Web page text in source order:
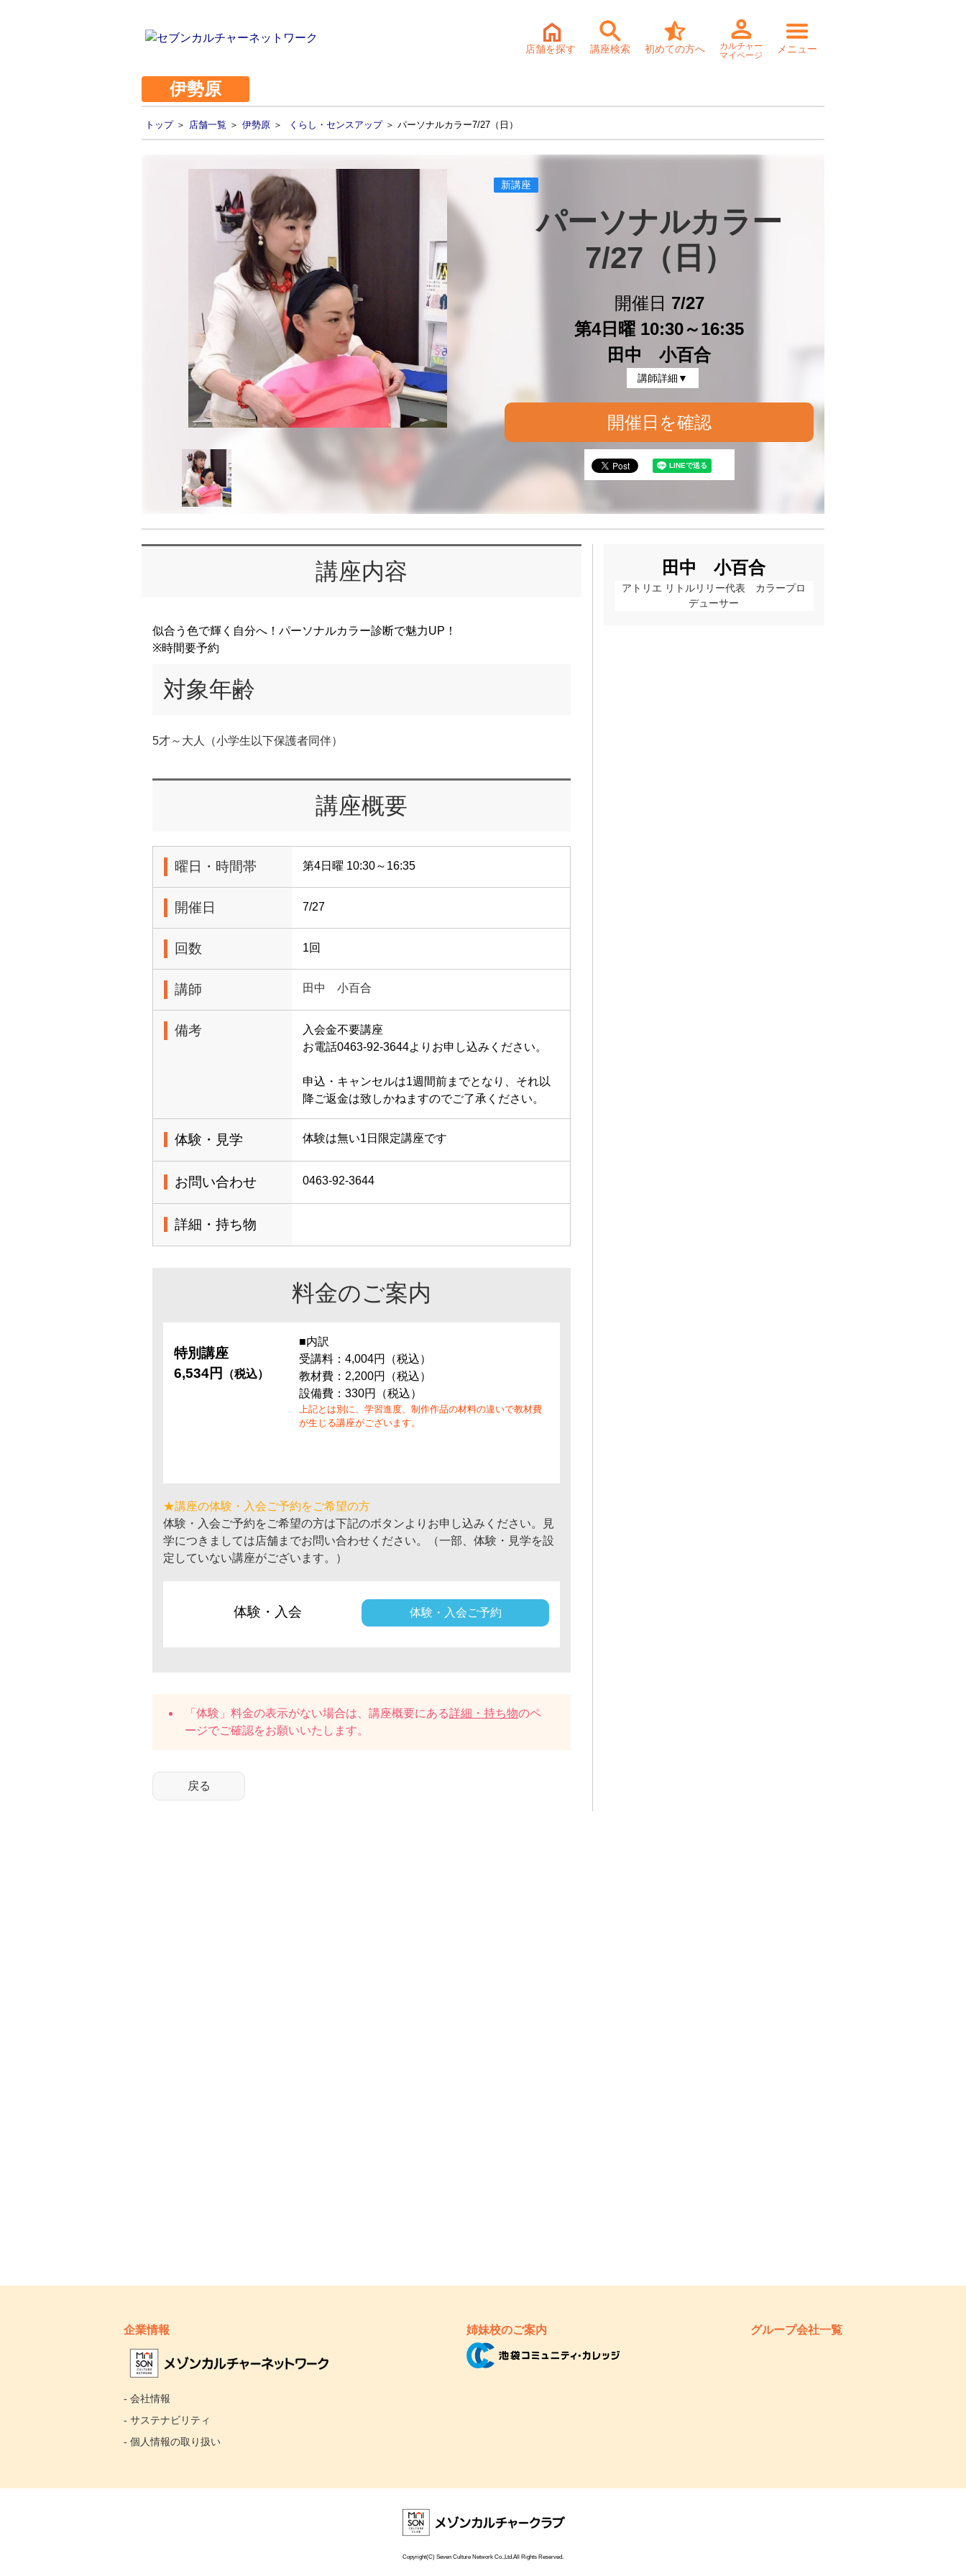
店舗を探す 講座検索 初めての方へ
カルチャー
マイページ
メニュー
伊勢原
トップ＞ 店舗一覧 ＞ 伊勢原 ＞ くらし・センスアップ＞ パーソナルカラー7/27（日）
新講座
パーソナルカラー
7/27（日）
開催日 7/27
第4日曜 10:30～16:35
田中 小百合
講師詳細▼
開催日を確認
講座内容
似合う色で輝く自分へ！パーソナルカラー診断で魅力UP！
※時間要予約
対象年齢
5才～大人（小学生以下保護者同伴）
講座概要
曜日・時間帯 第4日曜 10:30～16:35
開催日 7/27
回数 1回
講師 田中 小百合
備考
入会金不要講座
お電話0463-92-3644よりお申し込みください。
申込・キャンセルは1週間前までとなり、それ以
降ご返金は致しかねますのでご了承ください。
体験・見学 体験は無い1日限定講座です
お問い合わせ 0463-92-3644
詳細・持ち物
料金のご案内
特別講座
6,534円
（税込）
■内訳
受講料：4,004円（税込）
教材費：2,200円（税込）
設備費：330円（税込）
上記とは別に、学習進度、制作作品の材料の違いで教材費
が生じる講座がございます。
★講座の体験・入会ご予約をご希望の方
体験・入会ご予約をご希望の方は下記のボタンよりお申し込みください。見
学につきましては店舗までお問い合わせください。（一部、体験・見学を設
定していない講座がございます。）
体験・入会 体験・入会ご予約
「体験」料金の表示がない場合は、講座概要にある詳細・持ち物のペ
ージでご確認をお願いいたします。
田中 小百合
アトリエ リトルリリー代表　カラープロ
デューサー
企業情報
- 会社情報
- サステナビリティ
- 個人情報の取り扱い
姉妹校のご案内 グループ会社一覧
Copyright(C) Seven Culture Network Co.,Ltd.All Rights Reserved.